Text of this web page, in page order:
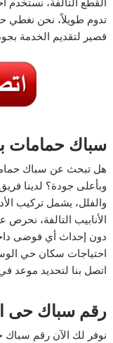
تدوم طويلاً، نحن نغطي
قصير لتقديم الخدمة
سباك حمامات
هل تبحث عن سباك
وبأعلى جودة؟ لدينا
والفلل، يشمل تركيب
الأنابيب التالفة،
دون إحداث أي فوضى
احتياجات سكان حي
اتصل بنا لتحديد موعد
رقم سباك حى
نوفر لك الآن رقم سباك